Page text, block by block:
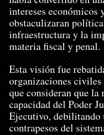
intereses
obstaculizaran
infraestructura y la
materia fiscal y penal.
Esta visión fue
organizaciones
que consideran que
capacidad del Poder
Ejecutivo,
contrapesos del